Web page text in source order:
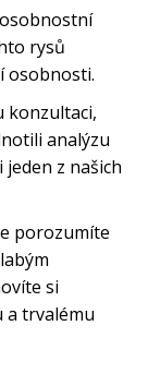
rysů
osobnosti.
konzultaci,
analýzu
z našich
porozumíte
si
a trvalému